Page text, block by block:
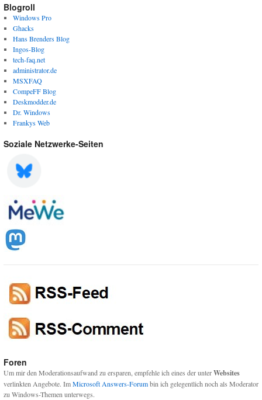
Blogroll
Windows Pro
Ghacks
Hans Brenders Blog
Ingos-Blog
tech-faq.net
administrator.de
MSXFAQ
CompeFF Blog
Deskmodder.de
Dr. Windows
Frankys Web
Soziale Netzwerke-Seiten
Foren
Um mir den Moderationsaufwand zu ersparen, empfehle ich eines der unterWebsites
verlinkten Angebote. ImMicrosoft Answers-Forumbin ich gelegentlich noch als Moderator
zu Windows-Themen unterwegs.